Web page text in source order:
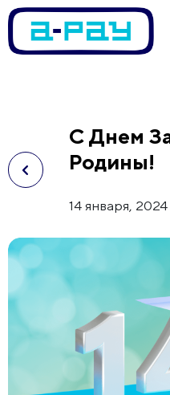
С Днем
Родины!
14 января, 2024